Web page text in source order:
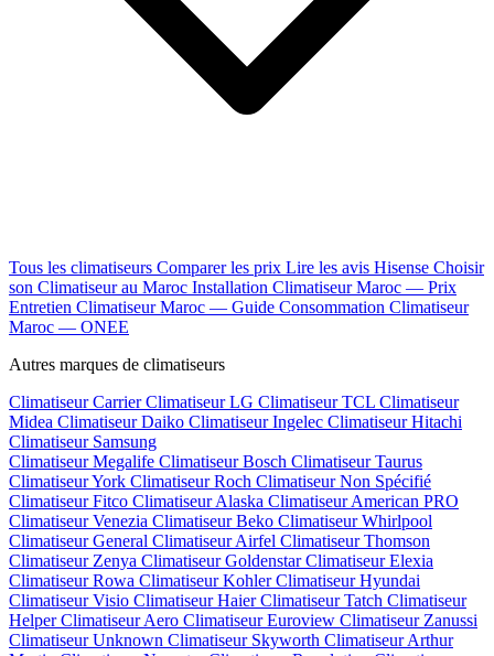
Tous les climatiseurs Comparer les prix Lire les avis Hisense Choisir
son Climatiseur au Maroc Installation Climatiseur Maroc — Prix
Entretien Climatiseur Maroc — Guide Consommation Climatiseur
Maroc — ONEE
Autres marques de climatiseurs
Climatiseur CarrierClimatiseur LG Climatiseur TCL Climatiseur
Midea Climatiseur Daiko Climatiseur Ingelec Climatiseur Hitachi
Climatiseur Samsung
Climatiseur Megalife Climatiseur Bosch Climatiseur Taurus
Climatiseur York Climatiseur Roch Climatiseur Non Spécifié
Climatiseur Fitco Climatiseur Alaska Climatiseur American PRO
Climatiseur Venezia Climatiseur Beko Climatiseur Whirlpool
Climatiseur General Climatiseur Airfel Climatiseur Thomson
Climatiseur Zenya Climatiseur GoldenstarClimatiseur Elexia
Climatiseur Rowa Climatiseur KohlerClimatiseur Hyundai
Climatiseur Visio Climatiseur HaierClimatiseur Tatch Climatiseur
HelperClimatiseur Aero Climatiseur Euroview Climatiseur Zanussi
Climatiseur Unknown Climatiseur Skyworth Climatiseur Arthur